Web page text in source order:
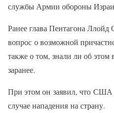
службы Армии обороны
Ранее глава Пентагона Ллойд
вопрос о возможной
также о том, знали ли об
заранее.
При этом он заявил, что США
случае нападения на страну.